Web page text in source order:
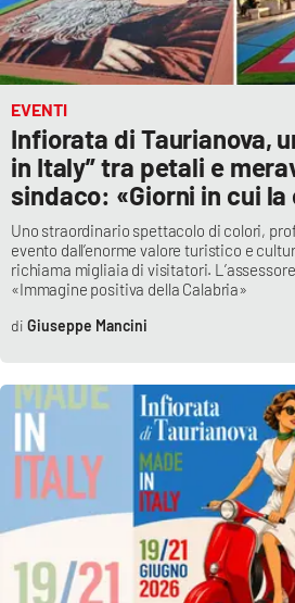
EVENTI
Infiorata di Taurianova,
in Italy” tra petali e
sindaco: «Giorni in cui
Uno straordinario spettacolo di colori,
evento dall’enorme valore turistico e
richiama migliaia di visitatori.
«Immagine positiva della Calabria»
Giuseppe Mancini